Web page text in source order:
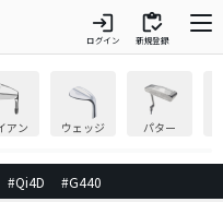
login
ログイン
inventory
新規登録
アン ウェッジ パター
#Qi4D #G440